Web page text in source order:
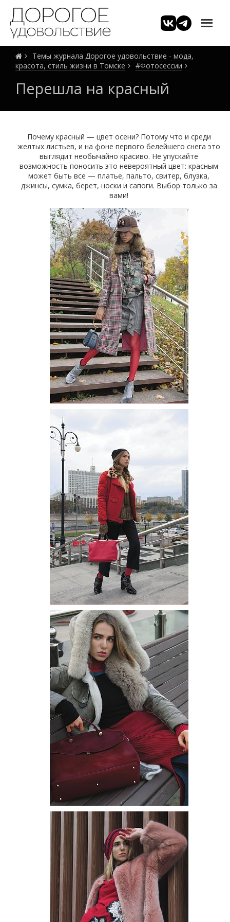
Темы журнала Дорогое удовольствие - мода,
красота, стиль жизни в Томске
#Фотосессии
Перешла на красный
Почему красный — цвет осени? Потому что и среди
желтых листьев, и на фоне первого белейшего снега это
выглядит необычайно красиво. Не упускайте
возможность поносить это невероятный цвет: красным
может быть все — платье, пальто, свитер, блузка,
джинсы, сумка, берет, носки и сапоги. Выбор только за
вами!